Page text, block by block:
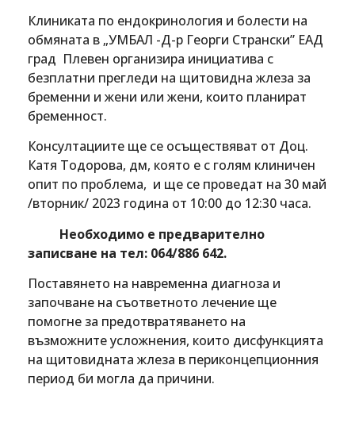
Клиниката по ендокринология и болести на
обмяната в „УМБАЛ -Д-р Георги Странски” ЕАД
град Плевен организира инициатива с
безплатни прегледи на щитовидна жлеза за
бременни и жени или жени, които планират
бременност.
Консултациите ще се осъществяват от Доц.
Катя Тодорова, дм, която е с голям клиничен
опит по проблема, и ще се проведат на 30 май
/вторник/ 2023 година от 10:00 до 12:30 часа.
Необходимо е предварително
записване на тел: 064/886 642.
Поставянето на навременна диагноза и
започване на съответното лечение ще
помогне за предотвратяването на
възможните усложнения, които дисфункцията
на щитовидната жлеза в периконцепционния
период би могла да причини.